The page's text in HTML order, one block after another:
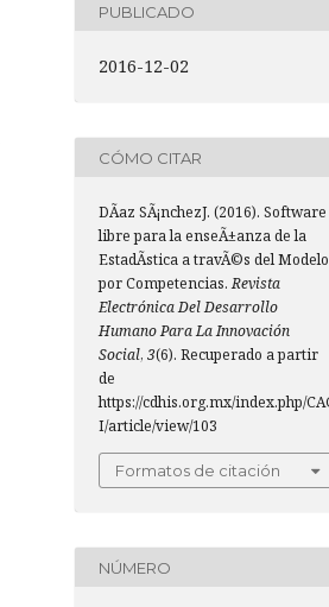
PUBLICADO
2016-12-02
CÓMO CITAR
DÃ­az SÃ¡nchezJ. (2016). Software
libre para la enseÃ±anza de la
EstadÃ­stica a travÃ©s del Modelo
por Competencias.Revista
Electrónica Del Desarrollo
Humano Para La Innovación
Social, 3(6). Recuperado a partir
de
https://cdhis.org.mx/index.php/
I/article/view/103
Formatos de citación
NÚMERO